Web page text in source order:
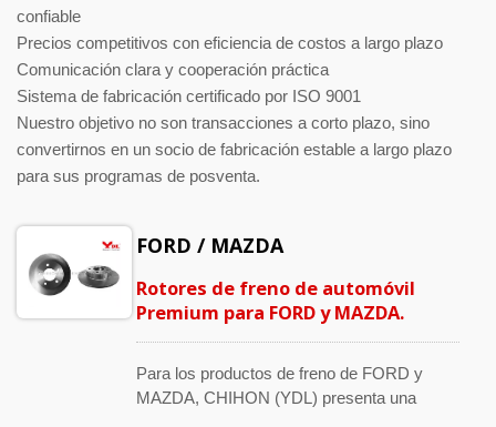
confiable
Precios competitivos con eficiencia de costos a largo plazo
Comunicación clara y cooperación práctica
Sistema de fabricación certificado por ISO 9001
Nuestro objetivo no son transacciones a corto plazo, sino
convertirnos en un socio de fabricación estable a largo plazo
para sus programas de posventa.
FORD / MAZDA
Rotores de freno de automóvil
Premium para FORD y MAZDA.
Para los productos de freno de FORD y
MAZDA, CHIHON (YDL) presenta una